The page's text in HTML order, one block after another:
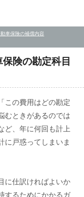
車保険の補償内容
険の勘定科目
この費用はどの勘定
むときがあるのでは
ど、年に何回も計上
に戸惑ってしまいま
に仕訳ければよいか
するためにかかるガ